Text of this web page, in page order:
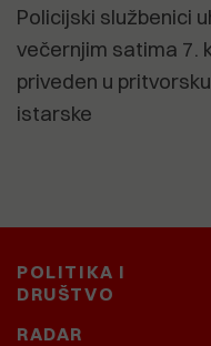
Policijski službenici
večernjim satima 7.
priveden u
istarske
POLITIKA I
DRUŠTVO
RADAR